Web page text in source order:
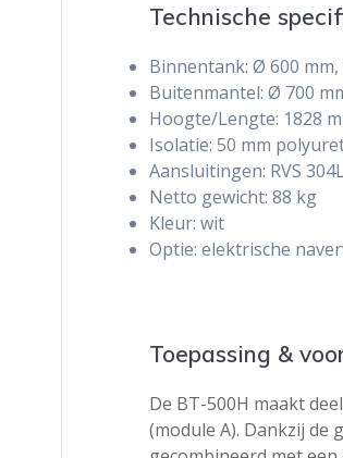
Technische
Binnentank: Ø 600 mm,
Buitenmantel: Ø 700
Hoogte/Lengte: 1828
Isolatie: 50 mm
Aansluitingen: RVS 304L
Netto gewicht: 88 kg
Kleur: wit
Optie: elektrische
Toepassing &
De BT-500H maakt
(module A). Dankzij